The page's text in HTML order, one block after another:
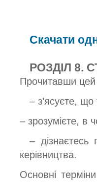
Скачати
РОЗДІЛ 8.
Прочитавши цей
– з’ясуєте, що
– зрозумієте, в
– дізнаєтесь
керівництва.
Основні